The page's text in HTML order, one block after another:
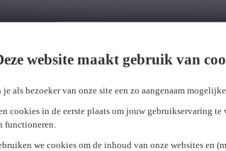
website maakt gebruik van
je als bezoeker van onze site een zo aangenaam
cookies in de eerste plaats om jouw gebruikservaring te
functioneren.
we cookies om de inhoud van onze websites en
MEDICAL
Vanille *(5-7)